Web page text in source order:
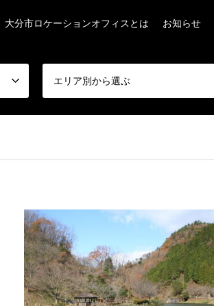
大分市ロケーションオフィスとは お知らせ
エリア別から選ぶ